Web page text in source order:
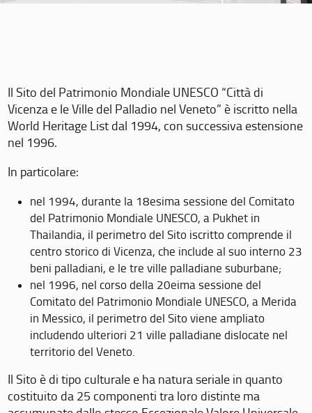
Il Sito del Patrimonio Mondiale UNESCO “Città di
Vicenza e le Ville del Palladio nel Veneto” è iscritto nella
World Heritage List dal 1994, con successiva estensione
nel 1996.
In particolare:
nel 1994, durante la 18esima sessione del Comitato
del Patrimonio Mondiale UNESCO, a Pukhet in
Thailandia, il perimetro del Sito iscritto comprende il
centro storico di Vicenza, che include al suo interno 23
beni palladiani, e le tre ville palladiane suburbane;
nel 1996, nel corso della 20eima sessione del
Comitato del Patrimonio Mondiale UNESCO, a Merida
in Messico, il perimetro del Sito viene ampliato
includendo ulteriori 21 ville palladiane dislocate nel
territorio del Veneto.
Il Sito è di tipo culturale e ha natura seriale in quanto
costituito da 25 componenti tra loro distinte ma